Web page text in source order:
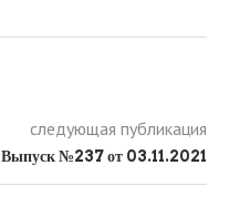
следующая публикация
Выпуск №237 от 03.11.2021